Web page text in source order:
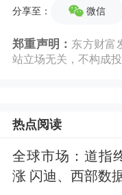
要小心驾驶！
车指南。
分享至： 微信
郑重声明： 东方财富
站立场无关，不构成
热点阅读
全球市场：道指
涨 闪迪、西部数